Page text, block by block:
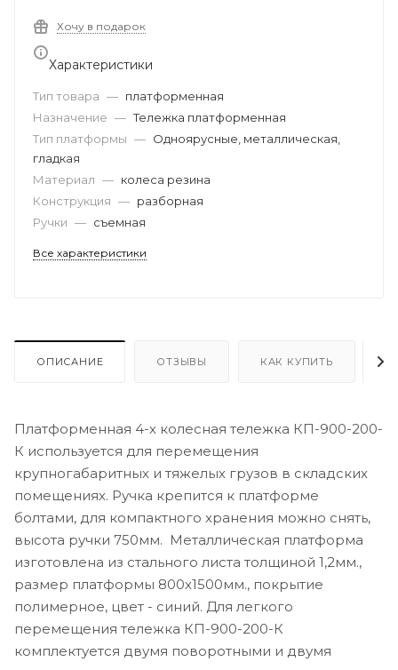
Хочу в подарок
Характеристики
Тип товара — платформенная
Назначение — Тележка платформенная
Тип платформы — Одноярусные, металлическая,
гладкая
Материал — колеса резина
Конструкция — разборная
Ручки — съемная
Все характеристики
ОПИСАНИЕ ОТЗЫВЫ КАК КУПИТЬ
Платформенная 4-х колесная тележка КП-900-200-
К используется для перемещения
крупногабаритных и тяжелых грузов в складских
помещениях. Ручка крепится к платформе
болтами, для компактного хранения можно снять,
высота ручки 750мм. Металлическая платформа
изготовлена из стального листа толщиной 1,2мм.,
размер платформы 800х1500мм., покрытие
полимерное, цвет - синий. Для легкого
перемещения тележка КП-900-200-К
комплектуется двумя поворотными и двумя